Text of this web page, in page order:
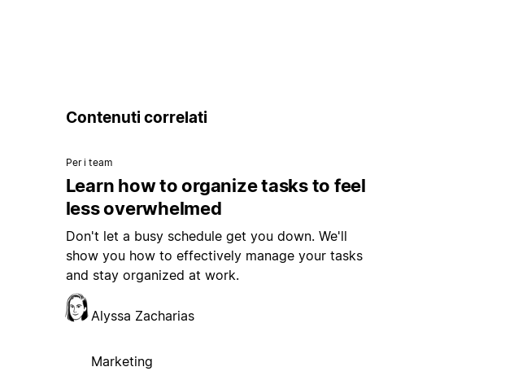
Contenuti correlati
Per i team
Learn how to organize tasks to feel
less overwhelmed
Don't let a busy schedule get you down. We'll
show you how to effectively manage your tasks
and stay organized at work.
Alyssa Zacharias
Marketing